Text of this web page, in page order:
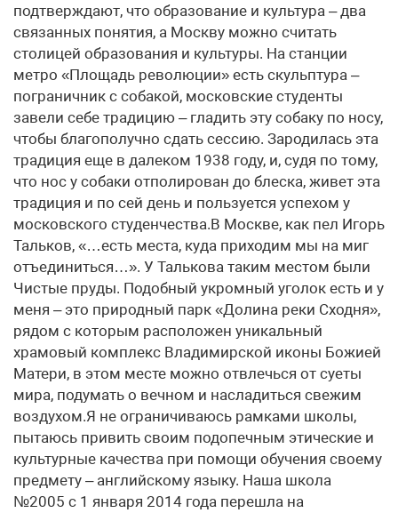
подтверждают, что образование и культура – два
связанных понятия, а Москву можно считать
столицей образования и культуры. На станции
метро «Площадь революции» есть скульптура –
пограничник с собакой, московские студенты
завели себе традицию – гладить эту собаку по носу,
чтобы благополучно сдать сессию. Зародилась эта
традиция еще в далеком 1938 году, и, судя по тому,
что нос у собаки отполирован до блеска, живет эта
традиция и по сей день и пользуется успехом у
московского студенчества.В Москве, как пел Игорь
Тальков, «…есть места, куда приходим мы на миг
отъединиться…». У Талькова таким местом были
Чистые пруды. Подобный укромный уголок есть и у
меня – это природный парк «Долина реки Сходня»,
рядом с которым расположен уникальный
храмовый комплекс Владимирской иконы Божией
Матери, в этом месте можно отвлечься от суеты
мира, подумать о вечном и насладиться свежим
воздухом.Я не ограничиваюсь рамками школы,
пытаюсь привить своим подопечным этические и
культурные качества при помощи обучения своему
предмету – английскому языку. Наша школа
№2005 с 1 января 2014 года перешла на